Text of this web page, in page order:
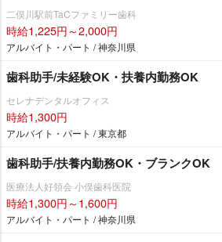
二俣川駅前TaCファミリー歯科
時給1,225円～2,000円
アルバイト・パート / 神奈川県
歯科助手/未経験OK・扶養内勤務OK
セレナデンタルオフィス
時給1,300円
アルバイト・パート / 東京都
歯科助手/扶養内勤務OK・ブランクOK
医療法人好領会 小俣歯科医院
時給1,300円～1,600円
アルバイト・パート / 神奈川県